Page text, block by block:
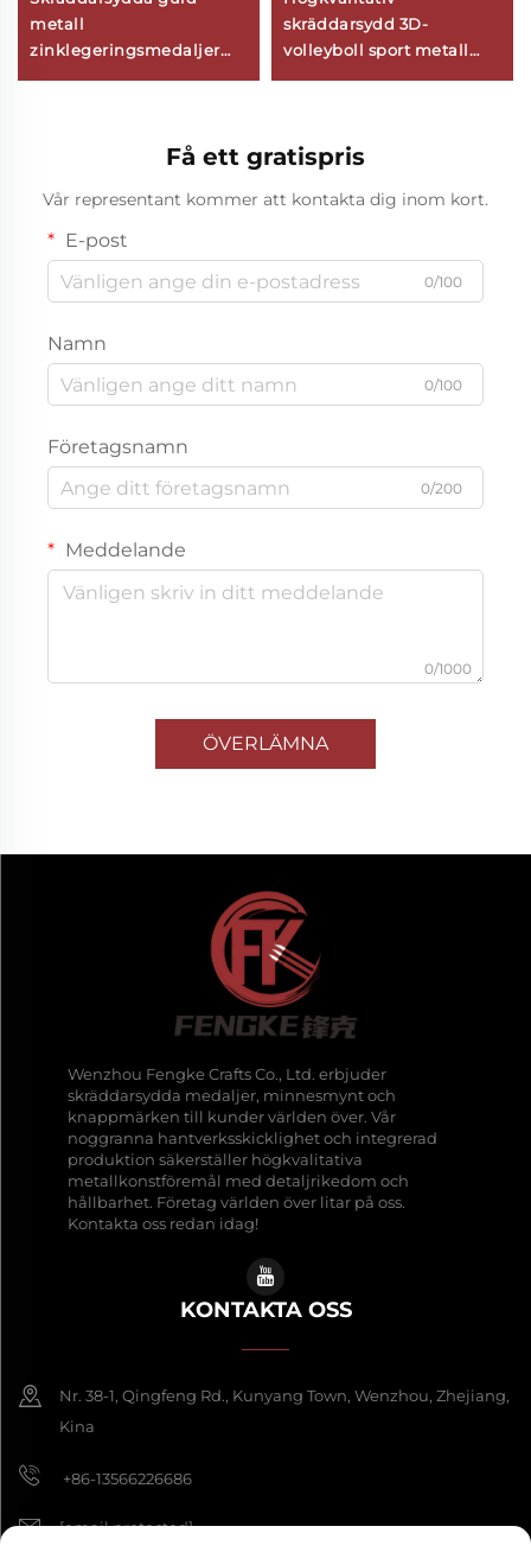
metall
zinklegeringsmedaljer
personlig anpassning
skräddarsydd 3D-
volleyboll sport metall
zinklegering
Få ett gratispris
Vår representant kommer att kontakta dig inom kort.
E-post
0/100
Namn
0/100
Företagsnamn
0/200
Meddelande
0/1000
ÖVERLÄMNA
Wenzhou Fengke Crafts Co., Ltd. erbjuder
skräddarsydda medaljer, minnesmynt och
knappmärken till kunder världen över. Vår
noggranna hantverksskicklighet och integrerad
produktion säkerställer högkvalitativa
metallkonstföremål med detaljrikedom och
hållbarhet. Företag världen över litar på oss.
Kontakta oss redan idag!
KONTAKTA OSS
Nr. 38-1, Qingfeng Rd., Kunyang Town, Wenzhou, Zhejiang,
Kina
+86-13566226686
[email protected]